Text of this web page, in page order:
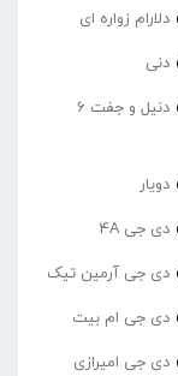
دلارام زواره ای
دنی
دنیل و جفت 6
دویار
دی جی 4A
دی جی آرمین تیک
دی جی ام بیت
دی جی امیرازی